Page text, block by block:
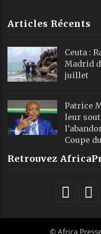
Articles Récents
Ceuta :
Madrid
juillet
Patrice
leur
Coupe
Retrouvez
© Africa